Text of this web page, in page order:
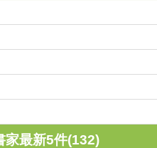
家最新5件(132)